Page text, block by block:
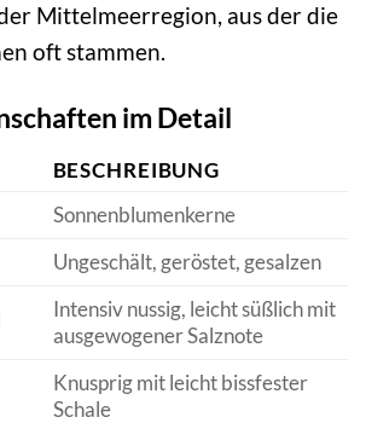
Mittelmeerregion, aus der die
oft stammen.
im Detail
BESCHREIBUNG
Sonnenblumenkerne
Ungeschält, geröstet, gesalzen
Intensiv nussig, leicht süßlich mit
ausgewogener Salznote
Knusprig mit leicht bissfester
Schale